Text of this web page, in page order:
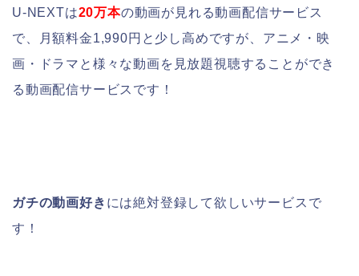
U-NEXTは20万本の動画が見れる動画配信サービス
で、月額料金1,990円と少し高めですが、アニメ・映
画・ドラマと様々な動画を見放題視聴することができ
る動画配信サービスです！
ガチの動画好き には絶対登録して欲しいサービスで
す！